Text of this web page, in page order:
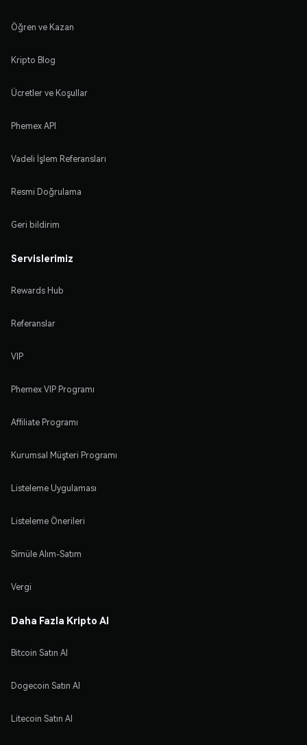
Öğren ve Kazan
Kripto Blog
Ücretler ve Koşullar
Phemex API
Vadeli İşlem Referansları
Resmi Doğrulama
Geri bildirim
Servislerimiz
Rewards Hub
Referanslar
VIP
Phemex VIP Programı
Affiliate Programı
Kurumsal Müşteri Programı
Listeleme Uygulaması
Listeleme Önerileri
Simüle Alım-Satım
Vergi
Daha Fazla Kripto Al
Bitcoin Satın Al
Dogecoin Satın Al
Litecoin Satın Al